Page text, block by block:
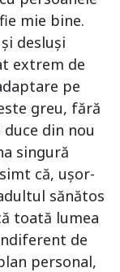
mie bine.
desluși
extrem de
pe
greu, fără
din nou
singură
că, ușor-
sănătos
toată lumea
de
personal,